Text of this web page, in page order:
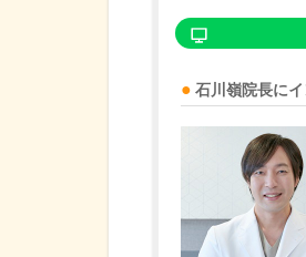
石川嶺院長に